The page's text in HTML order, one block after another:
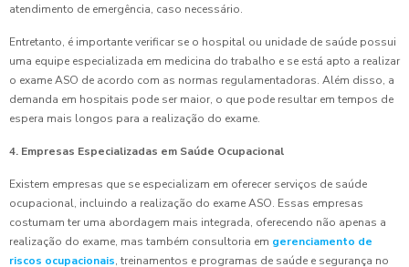
atendimento de emergência, caso necessário.
Entretanto, é importante verificar se o hospital ou unidade de saúde possui
uma equipe especializada em medicina do trabalho e se está apto a realizar
o exame ASO de acordo com as normas regulamentadoras. Além disso, a
demanda em hospitais pode ser maior, o que pode resultar em tempos de
espera mais longos para a realização do exame.
4. Empresas Especializadas em Saúde Ocupacional
Existem empresas que se especializam em oferecer serviços de saúde
ocupacional, incluindo a realização do exame ASO. Essas empresas
costumam ter uma abordagem mais integrada, oferecendo não apenas a
realização do exame, mas também consultoria em gerenciamento de
riscos ocupacionais, treinamentos e programas de saúde e segurança no